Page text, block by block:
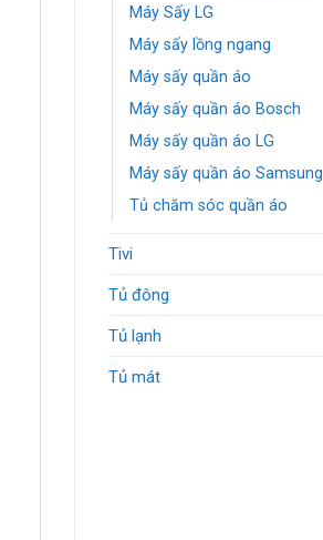
Máy Sấy LG
Máy sấy lồng ngang
Máy sấy quần áo
Máy sấy quần áo Bosch
Máy sấy quần áo LG
Máy sấy quần áo Samsung
Tủ chăm sóc quần áo
Tivi
Tủ đông
Tủ lạnh
Tủ mát